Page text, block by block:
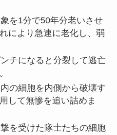
を1分で50年分老いさせ
により急速に老化し、弱
チになると分裂して逃亡
の細胞を内側から破壊す
して無惨を追い詰めま
を受けた隊士たちの細胞